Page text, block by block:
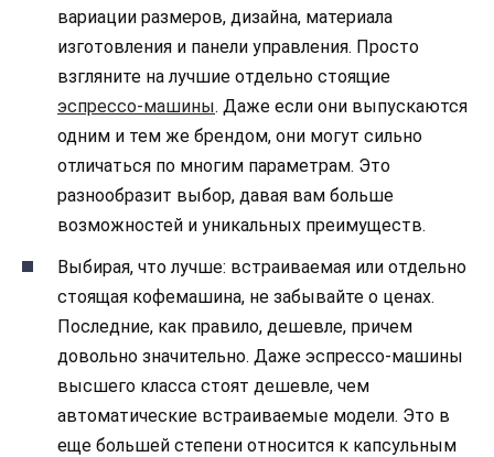
вариации размеров, дизайна, материала
изготовления и панели управления. Просто
взгляните на лучшие отдельно стоящие
эспрессо-машины. Даже если они выпускаются
одним и тем же брендом, они могут сильно
отличаться по многим параметрам. Это
разнообразит выбор, давая вам больше
возможностей и уникальных преимуществ.
Выбирая, что лучше: встраиваемая или отдельно
стоящая кофемашина, не забывайте о ценах.
Последние, как правило, дешевле, причем
довольно значительно. Даже эспрессо-машины
высшего класса стоят дешевле, чем
автоматические встраиваемые модели. Это в
еще большей степени относится к капсульным